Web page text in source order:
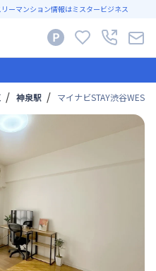
ーマンション情報はミスタービジネス
神泉駅 マイナビSTAY渋谷WEST